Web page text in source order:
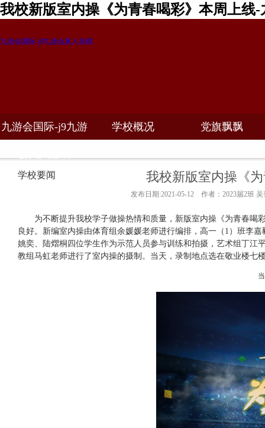
我校新版室内操《为青春喝彩》本周上线-
九游会国际-j9九游会真人游戏
九游会国际-j9九游 学校概况 党旗飘飘
学校要闻 我校新版室内操《
发布日期:2021-05-12 作者：2023届2班 吴
为不断提升我校学子做操热情和质量，新版室内操《为青春喝
良好。新编室内操由体育组余媛媛老师进行编排，高一（ 1 ）班李嘉
姚奕、陆熠桐四位学生作为示范人员参与训练和拍摄，艺术组丁江
教组马虹老师进行了室内操的摄制。当天，录制地点选在敬业楼七